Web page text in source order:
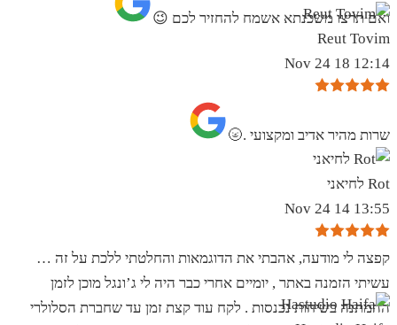
ואם תרצו משכנתא אשמח להחזיר לכם 😉
Reut Tovim
12:14 18 Nov 24
שרות מהיר אדיב ומקצועי .🌝
Rot לחיאני
13:55 14 Nov 24
קפצה לי מודעה, אהבתי את הדוגמאות והחלטתי ללכת על זה …
עשיתי הזמנה באתר , יומיים אחרי כבר היה לי ג’ונגל מוכן לזמן
ההמתנה בשיחות נכנסות . לקח עוד קצת זמן עד שחברת הסלולרי